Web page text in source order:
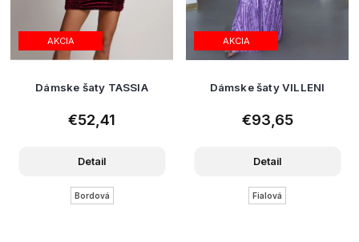
AKCIA
Dámske šaty TASSIA
€52,41
Detail
Bordová
AKCIA
Dámske šaty VILLENI
€93,65
Detail
Fialová